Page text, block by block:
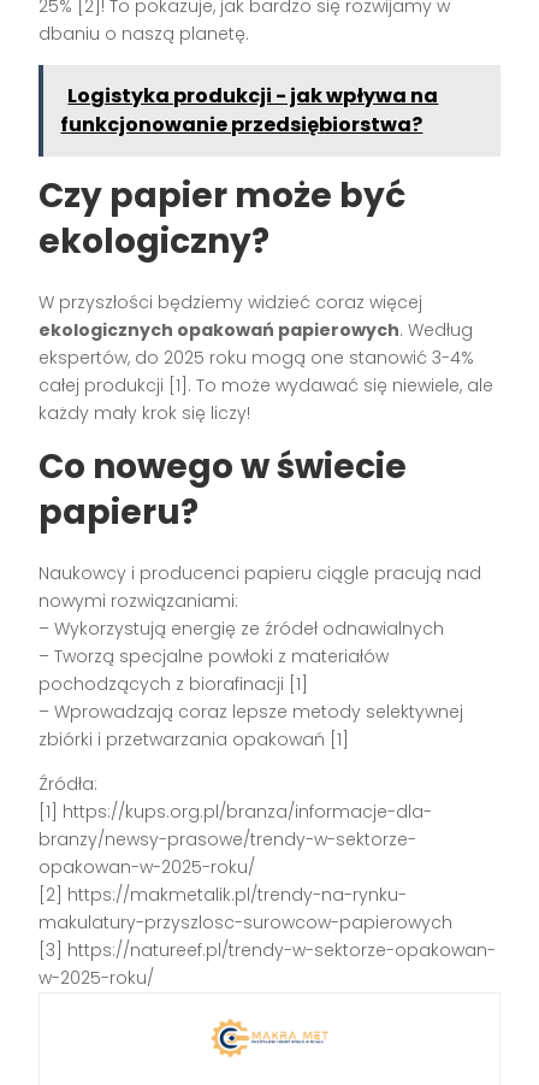
25% [2]! To pokazuje, jak bardzo się rozwijamy w
dbaniu o naszą planetę.
Logistyka produkcji - jak wpływa na
funkcjonowanie przedsiębiorstwa?
Czy papier może być
ekologiczny?
W przyszłości będziemy widzieć coraz więcej
ekologicznych opakowań papierowych. Według
ekspertów, do 2025 roku mogą one stanowić 3-4%
całej produkcji [1]. To może wydawać się niewiele, ale
każdy mały krok się liczy!
Co nowego w świecie
papieru?
Naukowcy i producenci papieru ciągle pracują nad
nowymi rozwiązaniami:
– Wykorzystują energię ze źródeł odnawialnych
– Tworzą specjalne powłoki z materiałów
pochodzących z biorafinacji [1]
– Wprowadzają coraz lepsze metody selektywnej
zbiórki i przetwarzania opakowań [1]
Źródła:
[1] https://kups.org.pl/branza/informacje-dla-
branzy/newsy-prasowe/trendy-w-sektorze-
opakowan-w-2025-roku/
[2] https://makmetalik.pl/trendy-na-rynku-
makulatury-przyszlosc-surowcow-papierowych
[3] https://natureef.pl/trendy-w-sektorze-opakowan-
w-2025-roku/